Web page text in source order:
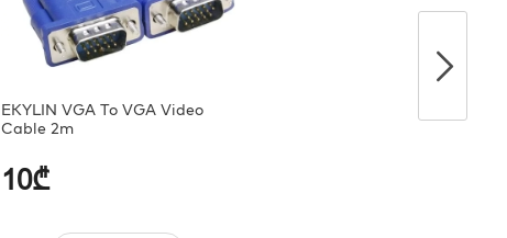
EKYLIN VGA To VGA Video
Cable 2m
10₾